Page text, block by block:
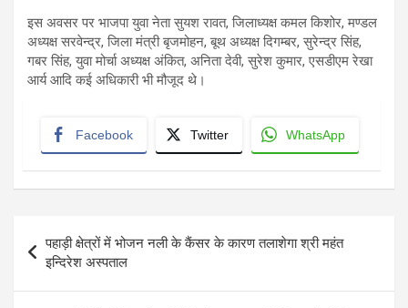
इस अवसर पर भाजपा युवा नेता सुयश रावत, जिलाध्यक्ष कमल किशोर, मण्डल
अध्यक्ष सरवेन्द्र, जिला मंत्री बृजमोहन, बूथ अध्यक्ष दिगम्बर, सुरेन्द्र सिंह,
गबर सिंह, युवा मोर्चा अध्यक्ष अंकित, अनिता देवी, सुरेश कुमार, एसडीएम रेखा
आर्य आदि कई अधिकारी भी मौजूद थे।
Facebook Twitter WhatsApp
navigation
पहाड़ी क्षेत्रों में भोजन नली के कैंसर के कारण तलाशेगा श्री महंत
इन्दिरेश अस्पताल